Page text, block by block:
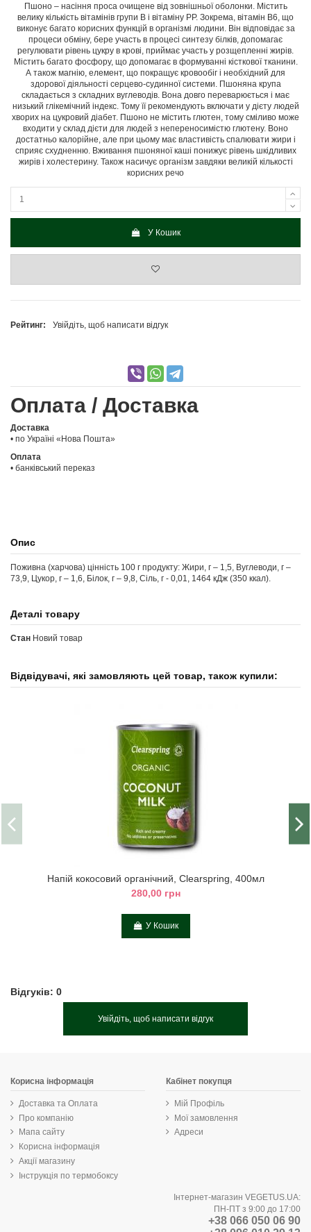
Пшоно – насіння проса очищене від зовнішньої оболонки. Містить
велику кількість вітамінів групи В і вітаміну РР. Зокрема, вітамін В6, що
виконує багато корисних функцій в організмі людини. Він відповідає за
процеси обміну, бере участь в процесі синтезу білків, допомагає
регулювати рівень цукру в крові, приймає участь у розщепленні жирів.
Містить багато фосфору, що допомагає в формуванні кісткової тканини.
А також магнію, елемент, що покращує кровообіг і необхідний для
здорової діяльності серцево-судинної системи. Пшоняна крупа
складається з складних вуглеводів. Вона довго переварюється і має
низький глікемічний індекс. Тому її рекомендують включати у дієту людей
хворих на цукровий діабет. Пшоно не містить глютен, тому сміливо може
входити у склад дієти для людей з непереносимістю глютену. Воно
достатньо калорійне, але при цьому має властивість спалювати жири і
сприяє схудненню. Вживання пшоняної каші понижує рівень шкідливих
жирів і холестерину. Також насичує організм завдяки великій кількості
корисних речо
У Кошик
Рейтинг: Увійдіть, щоб написати відгук
Оплата / Доставка
Доставка
• по Україні «Нова Пошта»
Оплата
• банківський переказ
Опис
Поживна (харчова) цінність 100 г продукту: Жири, г – 1,5, Вуглеводи, г –
73,9, Цукор, г – 1,6, Білок, г – 9,8, Сіль, г - 0,01, 1464 кДж (350 ккал).
Деталі товару
Стан Новий товар
Відвідувачі, які замовляють цей товар, також купили:
Напій кокосовий органічний, Clearspring, 400мл
280,00 грн
У Кошик
Відгуків: 0
Увійдіть, щоб написати відгук
Корисна інформація
Доставка та Оплата
Про компанію
Мапа сайту
Корисна інформація
Акції магазину
Інструкція по термобоксу
Кабінет покупця
Мій Профіль
Мої замовлення
Адреси
Інтернет-магазин VEGETUS.UA:
ПН-ПТ з 9:00 до 17:00
+38 066 050 06 90